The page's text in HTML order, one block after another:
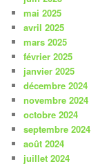
mai 2025
avril 2025
mars 2025
février 2025
janvier 2025
décembre 2024
novembre 2024
octobre 2024
septembre 2024
août 2024
juillet 2024